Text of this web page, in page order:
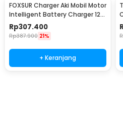
FOXSUR Charger Aki Mobil Motor
Intelligent Battery Charger 12-
24V 12A - FBC122412D
Rp307.400
Rp387.900 21%
+ Keranjang